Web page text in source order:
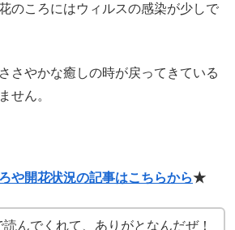
のころにはウィルスの感染が少しで
さやかな癒しの時が戻ってきている
せん。
や開花状況の記事はこちらから★
んでくれて、ありがとなんだぜ！